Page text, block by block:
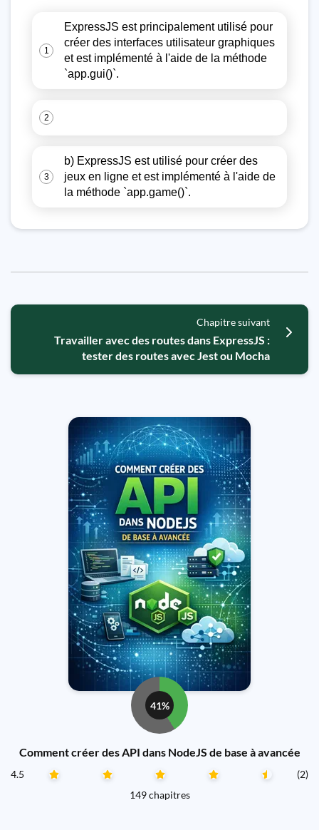
1
ExpressJS est principalement utilisé pour
créer des interfaces utilisateur graphiques
et est implémenté à l'aide de la méthode
`app.gui()`.
2
3
b) ExpressJS est utilisé pour créer des
jeux en ligne et est implémenté à l'aide de
la méthode `app.game()`.
Chapitre suivant
Travailler avec des routes dans ExpressJS :
tester des routes avec Jest ou Mocha
41%
Comment créer des API dans NodeJS de base à avancée
4.5
(2)
149 chapitres